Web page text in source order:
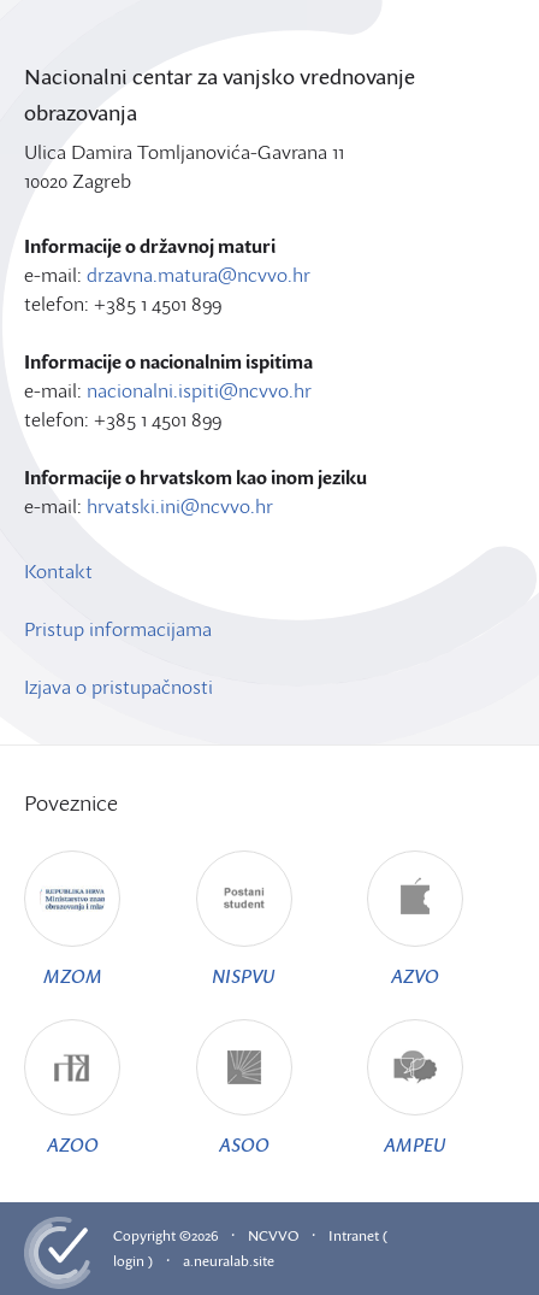
Nacionalni centar za vanjsko vrednovanje
obrazovanja
Ulica Damira Tomljanovića-Gavrana 11
10020 Zagreb
Informacije o državnoj maturi
e-mail: drzavna.matura@ncvvo.hr
telefon: +385 1 4501 899
Informacije o nacionalnim ispitima
e-mail: nacionalni.ispiti@ncvvo.hr
telefon: +385 1 4501 899
Informacije o hrvatskom kao inom jeziku
e-mail: hrvatski.ini@ncvvo.hr
Kontakt
Pristup informacijama
Izjava o pristupačnosti
Poveznice
MZOM NISPVU AZVO
AZOO ASOO AMPEU
Copyright ©2026 · NCVVO ·
Intranet (
login )
· a.neuralab.site